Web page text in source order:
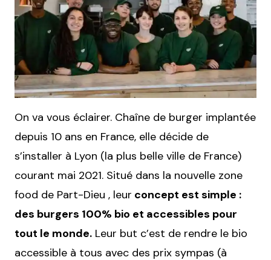
On va vous éclairer. Chaîne de burger implantée
depuis 10 ans en France, elle décide de
s’installer à Lyon (la plus belle ville de France)
courant mai 2021. Situé dans la nouvelle zone
food de Part-Dieu , leur concept est simple :
des burgers 100% bio et accessibles pour
tout le monde. Leur but c’est de rendre le bio
accessible à tous avec des prix sympas (à